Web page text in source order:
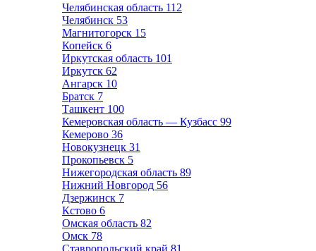
Челябинская область 112
Челябинск 53
Магнитогорск 15
Копейск 6
Иркутская область 101
Иркутск 62
Ангарск 10
Братск 7
Ташкент 100
Кемеровская область — Кузбасс 99
Кемерово 36
Новокузнецк 31
Прокопьевск 5
Нижегородская область 89
Нижний Новгород 56
Дзержинск 7
Кстово 6
Омская область 82
Омск 78
Ставропольский край 81